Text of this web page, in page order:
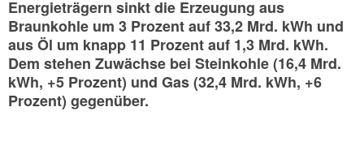
Energieträgern sinkt die Erzeugung aus
Braunkohle um 3 Prozent auf 33,2 Mrd. kWh und
aus Öl um knapp 11 Prozent auf 1,3 Mrd. kWh.
Dem stehen Zuwächse bei Steinkohle (16,4 Mrd.
kWh, +5 Prozent) und Gas (32,4 Mrd. kWh, +6
Prozent) gegenüber.